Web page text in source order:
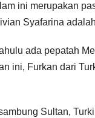
ini merupakan
Syafarina
ada pepatah
ini, Furkan dari
Sultan,